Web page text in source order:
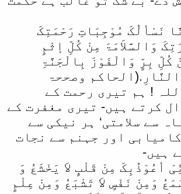
نَسْألُکَ مُوْجِبَاتِ رَحْمَتِکَ
وَالسَّلاَمَۃَ مِنْ کُلِّ إثْمٍ
کُلِّ بِرٍّ وَالْفَوْزَ بِالْجَنَّۃِ
وصححۃ
! ہم تیری رحمت کے
کرتے ہیں- تیری مغفرت کے
سے سلامتی‘ ہر نیکی سے
اور جہنم سے نجات
ہیں-
أعُوْذُبِکَ مِنْ قَلْبٍ لاَ یَخْشَعُ وَ
وَمِنْ نَفْسٍ لاَ تَشْبَعُ وَمِنْ عِلْمٍ